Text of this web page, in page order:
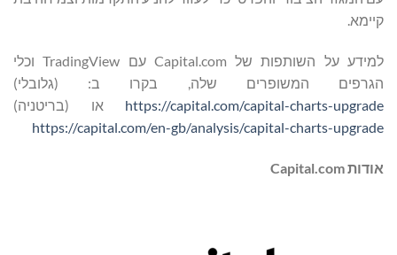
קיימא.
למידע על השותפות של Capital.com עם TradingView וכלי
הגרפים המשופרים שלה, בקרו ב: (גלובלי)
https://capital.com/capital-charts-upgrade או (בריטניה)
https://capital.com/en-gb/analysis/capital-charts-upgrade
אודות Capital.com